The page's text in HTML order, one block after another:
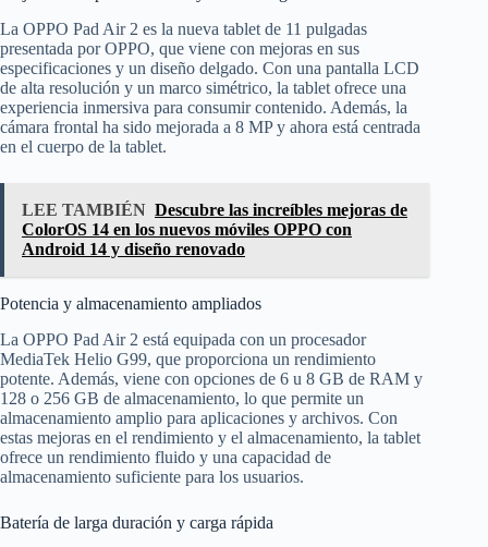
La OPPO Pad Air 2 es la nueva tablet de 11 pulgadas
presentada por OPPO, que viene con mejoras en sus
especificaciones y un diseño delgado. Con una pantalla LCD
de alta resolución y un marco simétrico, la tablet ofrece una
experiencia inmersiva para consumir contenido. Además, la
cámara frontal ha sido mejorada a 8 MP y ahora está centrada
en el cuerpo de la tablet.
LEE TAMBIÉN Descubre las increíbles mejoras de
ColorOS 14 en los nuevos móviles OPPO con
Android 14 y diseño renovado
Potencia y almacenamiento ampliados
La OPPO Pad Air 2 está equipada con un procesador
MediaTek Helio G99, que proporciona un rendimiento
potente. Además, viene con opciones de 6 u 8 GB de RAM y
128 o 256 GB de almacenamiento, lo que permite un
almacenamiento amplio para aplicaciones y archivos. Con
estas mejoras en el rendimiento y el almacenamiento, la tablet
ofrece un rendimiento fluido y una capacidad de
almacenamiento suficiente para los usuarios.
Batería de larga duración y carga rápida